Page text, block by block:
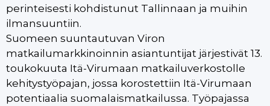
perinteisesti kohdistunut Tallinnaan ja muihin
ilmansuuntiin.
Suomeen suuntautuvan Viron
matkailumarkkinoinnin asiantuntijat järjestivät 13.
toukokuuta Itä-Virumaan matkailuverkostolle
kehitystyöpajan, jossa korostettiin Itä-Virumaan
potentiaalia suomalaismatkailussa. Työpajassa